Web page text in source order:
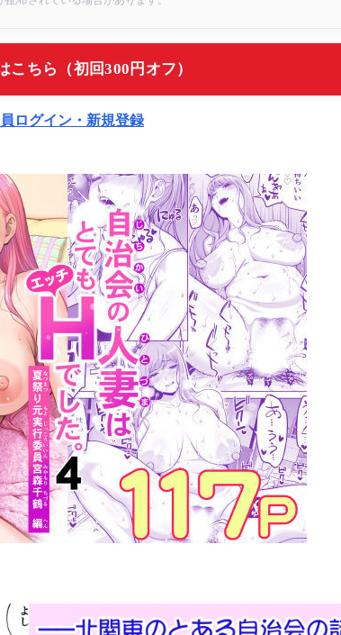
こちら（初回300円オフ）
ログイン・新規登録